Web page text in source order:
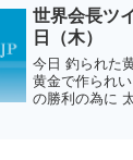
世界会長ツ
日（木）
今日 釣られた
黄金で作られ
の勝利の為に